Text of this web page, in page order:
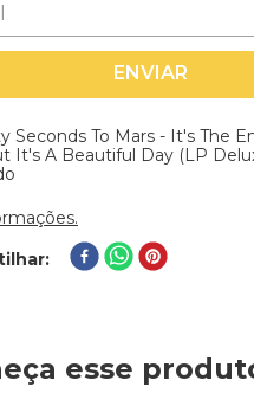
ENVIAR
Seconds To Mars - It's The
It's A Beautiful Day (LP
esse